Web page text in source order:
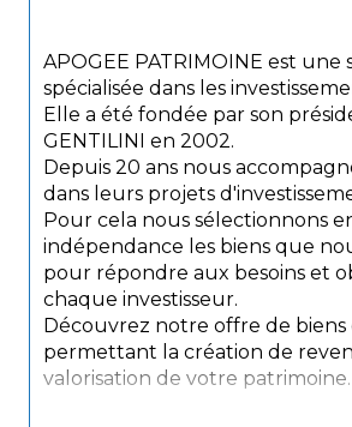
APOGEE PATRIMOINE est une
spécialisée dans les
Elle a été fondée par son
GENTILINI en 2002.
Depuis 20 ans nous
dans leurs projets
Pour cela nous sélectionnons
indépendance les biens que
pour répondre aux besoins et
chaque investisseur.
Découvrez notre offre de biens
permettant la création de
valorisation de votre patrimoine.